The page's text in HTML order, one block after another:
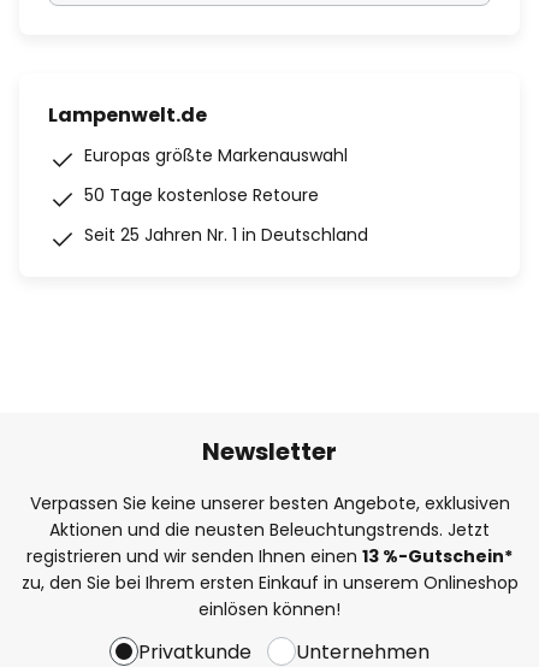
Lampenwelt.de
Europas größte Markenauswahl
50 Tage kostenlose Retoure
Seit 25 Jahren Nr. 1 in Deutschland
Newsletter
Verpassen Sie keine unserer besten Angebote, exklusiven
Aktionen und die neusten Beleuchtungstrends. Jetzt
registrieren und wir senden Ihnen einen 13 %-Gutschein*
zu, den Sie bei Ihrem ersten Einkauf in unserem Onlineshop
einlösen können!
Privatkunde Unternehmen